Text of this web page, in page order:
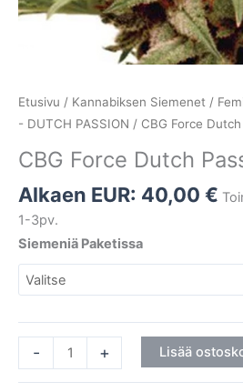
Etusivu / Kannabiksen Siemenet /
- DUTCH PASSION / CBG Force
CBG Force Dutch
Alkaen EUR: 40,00 €
1-3pv.
Siemeniä Paketissa
- + Lisää